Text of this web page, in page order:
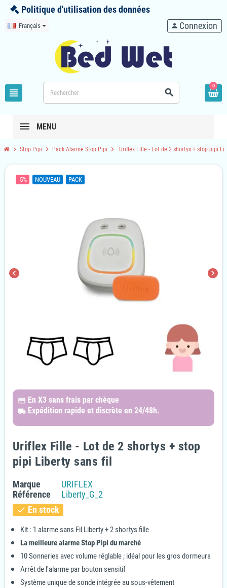
Politique d'utilisation des données
Français
view_headline search
person Connexion
0
MENU
chevron_right Stop Pipi chevron_right Pack Alarme Stop Pipi chevron_right Uriflex Fille - Lot de 2 shortys + stop pipi
chevron_left chevron_right
paymentsEn X3 sans frais par chèque
local_shipping Expédition rapide et discrète en 24/48h.
-5% NOUVEAU PACK
Uriflex Fille - Lot de 2 shortys + stop
pipi Liberty sans fil
Marque
URIFLEX
Référence
Liberty_G_2
check En stock
Kit : 1 alarme sans Fil Liberty + 2 shortys fille
La meilleure alarme Stop Pipi du marché
10 Sonneries avec volume réglable ; idéal pour les gros dormeurs
Arrêt de l'alarme par bouton sensitif
Système unique de sonde intégrée au sous-vêtement